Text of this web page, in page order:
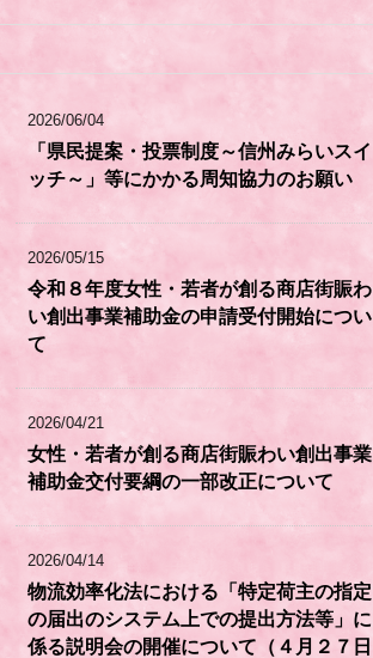
2026/06/04
「県民提案・投票制度～信州みらいスイ
ッチ～」等にかかる周知協力のお願い
2026/05/15
令和８年度女性・若者が創る商店街賑わ
い創出事業補助金の申請受付開始につい
て
2026/04/21
女性・若者が創る商店街賑わい創出事業
補助金交付要綱の一部改正について
2026/04/14
物流効率化法における「特定荷主の指定
の届出のシステム上での提出方法等」に
係る説明会の開催について（４月２７日